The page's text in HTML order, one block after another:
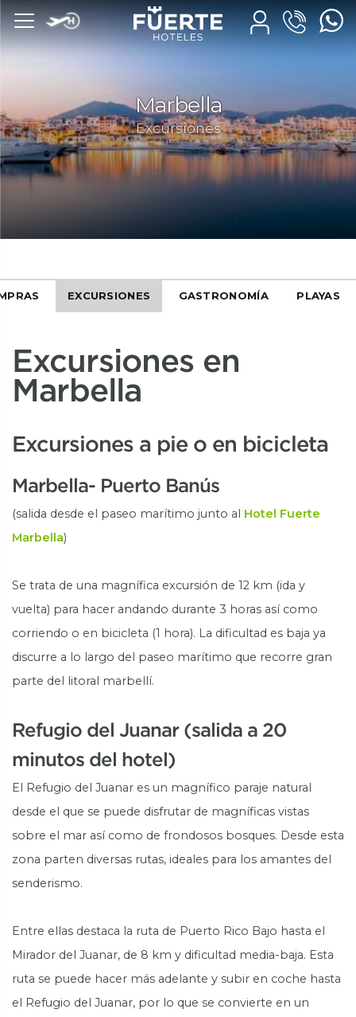
Marbella
Excursiones
EXCURSIONES GASTRONOMÍA PLAYAS
Excursiones en
Marbella
Excursiones a pie o en bicicleta
Marbella- Puerto Banús
(salida desde el paseo marítimo junto al Hotel Fuerte
Marbella)
Se trata de una magnífica excursión de 12 km (ida y
vuelta) para hacer andando durante 3 horas así como
corriendo o en bicicleta (1 hora). La dificultad es baja ya
discurre a lo largo del paseo marítimo que recorre gran
parte del litoral marbellí.
Refugio del Juanar (salida a 20
minutos del hotel)
El Refugio del Juanar es un magnífico paraje natural
desde el que se puede disfrutar de magníficas vistas
sobre el mar así como de frondosos bosques. Desde esta
zona parten diversas rutas, ideales para los amantes del
senderismo.
Entre ellas destaca la ruta de Puerto Rico Bajo hasta el
Mirador del Juanar, de 8 km y dificultad media-baja. Esta
ruta se puede hacer más adelante y subir en coche hasta
el Refugio del Juanar, por lo que se convierte en un